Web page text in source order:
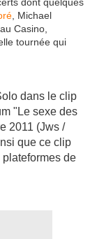
, Michael
Casino,
tournée qui
dans le clip
"Le sexe des
2011 (Jws /
que ce clip
de